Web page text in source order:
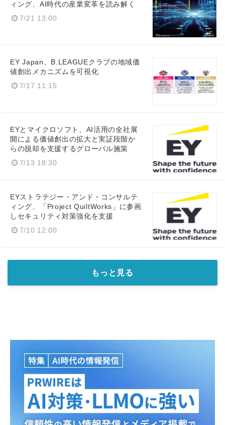
ィング、AI時代の産業変革を読み解く
7/21 13:00
EY Japan、B.LEAGUEクラブの地域価
値創出メカニズムを可視化
7/17 11:15
EYとマイクロソフト、AI活用の全社展
開による価値創出の拡大と実証段階か
らの脱却を支援するグローバル施策
7/13 18:30
EYストラテジー・アンド・コンサルテ
ィング、「Project QuiltWorks」に参画
しセキュリティ対策強化を支援
7/10 12:00
もっと見る